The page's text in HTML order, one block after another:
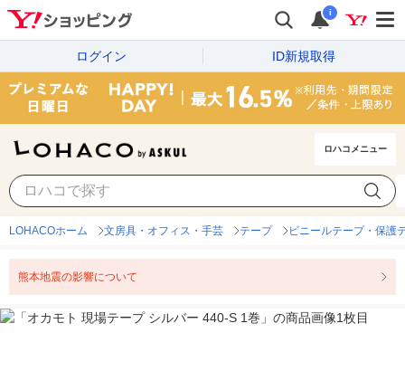
i
ログイン ID新規取得
ロハコメニュー
LOHACOホーム 文房具・オフィス・手芸 テープ ビニールテープ・保護
熊本地震の影響について